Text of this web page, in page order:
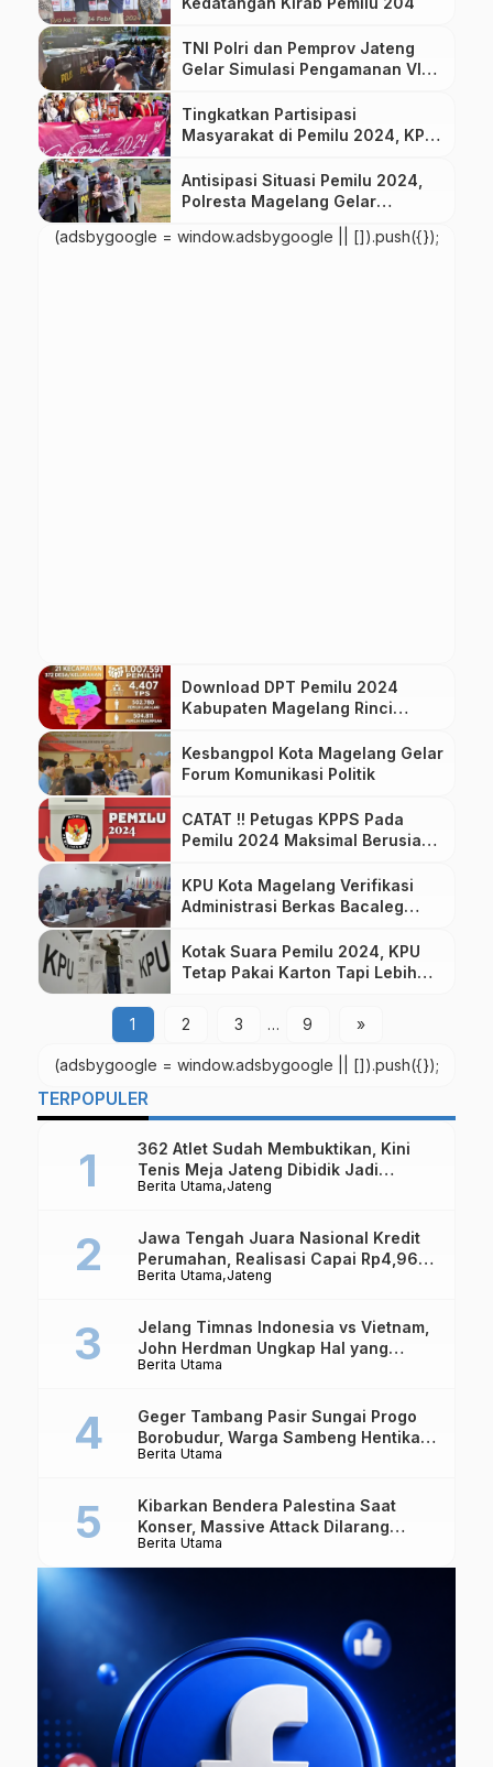
TNI Polri dan Pemprov Jateng
Gelar Simulasi Pengamanan VIP
Tingkatkan Partisipasi
Masyarakat di Pemilu 2024, KPU
Antisipasi Situasi Pemilu 2024,
Polresta Magelang Gelar
Pelatihan Pengendalian Massa
(adsbygoogle = window.adsbygoogle || []).push({});
Download DPT Pemilu 2024
Kabupaten Magelang Rinci
Kesbangpol Kota Magelang Gelar
Forum Komunikasi Politik
CATAT !! Petugas KPPS Pada
Pemilu 2024 Maksimal Berusia
KPU Kota Magelang Verifikasi
Administrasi Berkas Bacaleg
Kotak Suara Pemilu 2024, KPU
Tetap Pakai Karton Tapi Lebih
1
2 3 … 9 »
(adsbygoogle = window.adsbygoogle || []).push({});
TERPOPULER
Berita Utama Jateng
362 Atlet Sudah Membuktikan, Kini
Tenis Meja Jateng Dibidik Jadi
Kekuatan Nasional
Berita Utama Jateng
Jawa Tengah Juara Nasional Kredit
Perumahan, Realisasi Capai Rp4,96
Triliun
Berita Utama
Jelang Timnas Indonesia vs Vietnam,
John Herdman Ungkap Hal yang
Dipertaruhkan
Berita Utama
Geger Tambang Pasir Sungai Progo
Borobudur, Warga Sambeng Hentikan
Alat Berat dan Usir Truk
Berita Utama
Kibarkan Bendera Palestina Saat
Konser, Massive Attack Dilarang
Masuk Singapura Lagi